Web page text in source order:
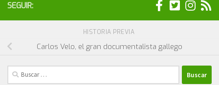
SEGUIR:
HISTORIA PREVIA
Carlos Velo, el gran documentalista gallego
Buscar: